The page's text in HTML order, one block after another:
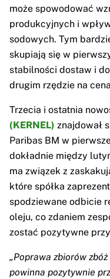
może spowodować
produkcyjnych i
sodowych. Tym
skupiają się w
stabilności dostaw i
drugim rzędzie na
Trzecia i ostatnia
(KERNEL) znajdował
Paribas BM w
dokładnie między
ma związek z
które spółka
spodziewane odbicie
oleju, co zdaniem
zostać pozytywne
„Poprawa zbiorów
powinna pozytywnie